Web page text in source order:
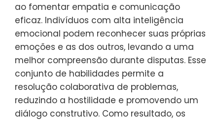
ao fomentar empatia e comunicação
eficaz. Indivíduos com alta inteligência
emocional podem reconhecer suas próprias
emoções e as dos outros, levando a uma
melhor compreensão durante disputas. Esse
conjunto de habilidades permite a
resolução colaborativa de problemas,
reduzindo a hostilidade e promovendo um
diálogo construtivo. Como resultado, os